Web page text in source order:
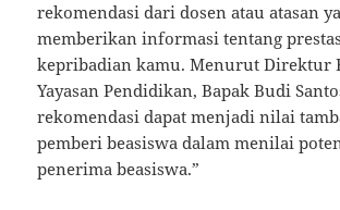
rekomendasi dari dosen atau atasan
memberikan informasi tentang
kepribadian kamu. Menurut Direktur
Yayasan Pendidikan, Bapak Budi
rekomendasi dapat menjadi nilai
pemberi beasiswa dalam menilai
penerima beasiswa.”